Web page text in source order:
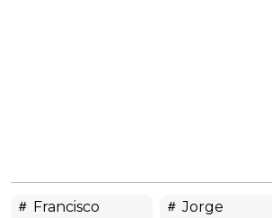
Francisco
Jorge